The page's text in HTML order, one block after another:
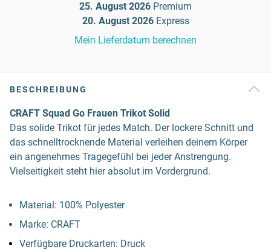
25. August 2026 Premium
20. August 2026 Express
Mein Lieferdatum berechnen
BESCHREIBUNG
CRAFT Squad Go Frauen Trikot Solid
Das solide Trikot für jedes Match. Der lockere Schnitt und
das schnelltrocknende Material verleihen deinem Körper
ein angenehmes Tragegefühl bei jeder Anstrengung.
Vielseitigkeit steht hier absolut im Vordergrund.
Material: 100% Polyester
Marke: CRAFT
Verfügbare Druckarten: Druck